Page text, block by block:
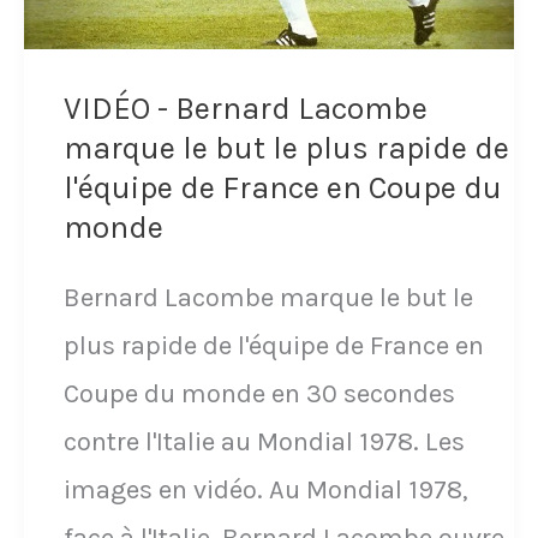
l’équipe
France
avant
les
2024
VIDÉO - Bernard Lacombe
marque le but le plus rapide de
l'équipe de France en Coupe du
monde
Bernard Lacombe marque le but le
plus rapide de l'équipe de France en
Coupe du monde en 30 secondes
contre l'Italie au Mondial 1978. Les
images en vidéo. Au Mondial 1978,